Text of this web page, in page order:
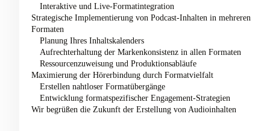
Interaktive und Live-Formatintegration
Strategische Implementierung von Podcast-Inhalten in mehreren
Formaten
Planung Ihres Inhaltskalenders
Aufrechterhaltung der Markenkonsistenz in allen Formaten
Ressourcenzuweisung und Produktionsabläufe
Maximierung der Hörerbindung durch Formatvielfalt
Erstellen nahtloser Formatübergänge
Entwicklung formatspezifischer Engagement-Strategien
Wir begrüßen die Zukunft der Erstellung von Audioinhalten